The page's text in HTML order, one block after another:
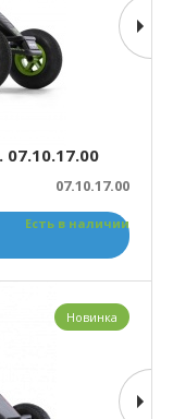
07.10.17.00
07.10.17.00
Есть в наличии
Новинка